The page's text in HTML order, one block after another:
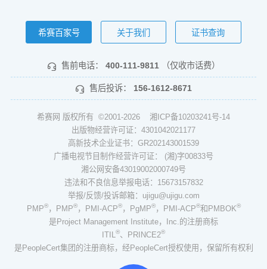
希赛百家号 关于我们 证书查询
售前电话： 400-111-9811 （仅收市话费）
售后投诉： 156-1612-8671
希赛网 版权所有 ©2001-2026 湘ICP备10203241号-14
出版物经营许可证：4301042021177
高新技术企业证书：GR202143001539
广播电视节目制作经营许可证： (湘)字00833号
湘公网安备43019002000749号
违法和不良信息举报电话：15673157832
举报/反馈/投诉邮箱：ujigu@ujigu.com
PMP®，PMP®，PMI-ACP®，PgMP®，PMI-ACP®和PMBOK®
是Project Management Institute，Inc.的注册商标
ITIL®、PRINCE2®
是PeopleCert集团的注册商标，经PeopleCert授权使用，保留所有权利